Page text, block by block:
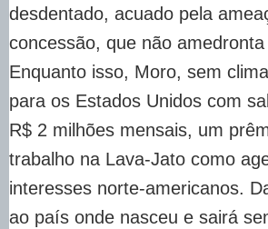
desdentado, acuado pela
concessão, que não
Enquanto isso, Moro, sem
para os Estados Unidos com
R$ 2 milhões mensais, um
trabalho na Lava-Jato como
interesses norte-americanos.
ao país onde nasceu e sairá